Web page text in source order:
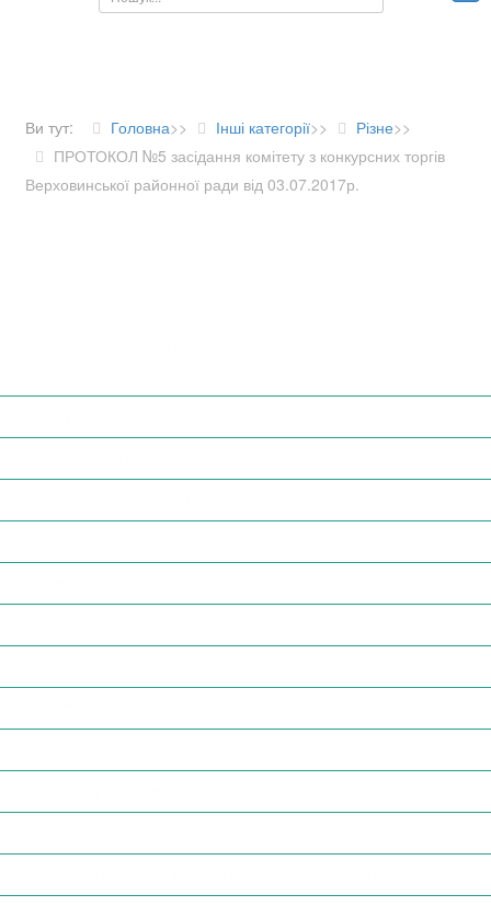
Ви тут: Головна>> Інші категорії>> Різне>>
ПРОТОКОЛ №5 засідання комітету з конкурсних торгів
Верховинської районної ради від 03.07.2017р.